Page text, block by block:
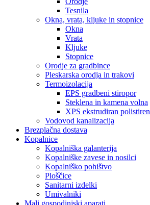
Tesnila
Okna, vrata, kljuke in stopnice
Okna
Vrata
Kljuke
Stopnice
Orodje za gradbince
Pleskarska orodja in trakovi
Termoizolacija
EPS gradbeni stiropor
Steklena in kamena volna
XPS ekstrudiran polistiren
Vodovod kanalizacija
Brezplačna dostava
Kopalnice
Kopalniška galanterija
Kopalniške zavese in nosilci
Kopalniško pohištvo
Ploščice
Sanitarni izdelki
Umivalniki
Mali gospodinjski aparati